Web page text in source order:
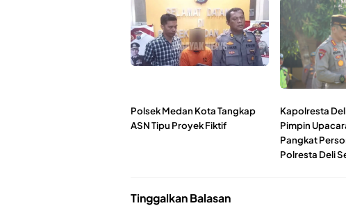
Polsek Medan Kota Tangkap
ASN Tipu Proyek Fiktif
Kapolresta
Pimpin
Pangkat
Polresta Deli
Tinggalkan Balasan